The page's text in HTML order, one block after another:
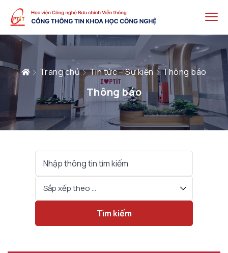
Trang chủ Tin tức – Sự kiện Thông báo
Thông báo